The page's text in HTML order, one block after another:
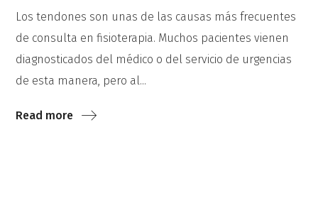
Los tendones son unas de las causas más frecuentes
de consulta en fisioterapia. Muchos pacientes vienen
diagnosticados del médico o del servicio de urgencias
de esta manera, pero al...
Read more